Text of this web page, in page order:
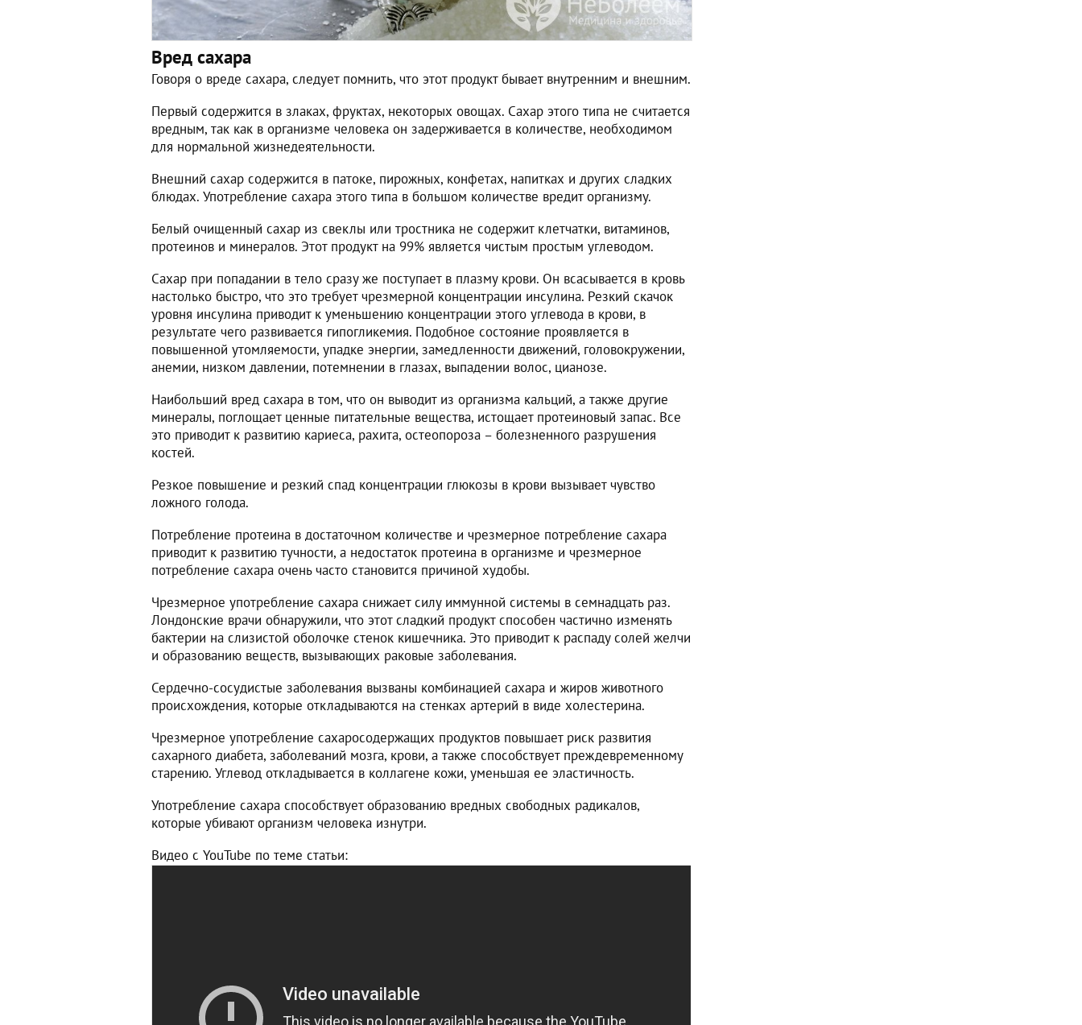
Вред сахара
Говоря о вреде сахара, следует помнить, что этот продукт бывает внутренним и внешним.
Первый содержится в злаках, фруктах, некоторых овощах. Сахар этого типа не считается
вредным, так как в организме человека он задерживается в количестве, необходимом
для нормальной жизнедеятельности.
Внешний сахар содержится в патоке, пирожных, конфетах, напитках и других сладких
блюдах. Употребление сахара этого типа в большом количестве вредит организму.
Белый очищенный сахар из свеклы или тростника не содержит клетчатки, витаминов,
протеинов и минералов. Этот продукт на 99% является чистым простым углеводом.
Сахар при попадании в тело сразу же поступает в плазму крови. Он всасывается в кровь
настолько быстро, что это требует чрезмерной концентрации инсулина. Резкий скачок
уровня инсулина приводит к уменьшению концентрации этого углевода в крови, в
результате чего развивается гипогликемия. Подобное состояние проявляется в
повышенной утомляемости, упадке энергии, замедленности движений, головокружении,
анемии, низком давлении, потемнении в глазах, выпадении волос, цианозе.
Наибольший вред сахара в том, что он выводит из организма кальций, а также другие
минералы, поглощает ценные питательные вещества, истощает протеиновый запас. Все
это приводит к развитию кариеса, рахита, остеопороза – болезненного разрушения
костей.
Резкое повышение и резкий спад концентрации глюкозы в крови вызывает чувство
ложного голода.
Потребление протеина в достаточном количестве и чрезмерное потребление сахара
приводит к развитию тучности, а недостаток протеина в организме и чрезмерное
потребление сахара очень часто становится причиной худобы.
Чрезмерное употребление сахара снижает силу иммунной системы в семнадцать раз.
Лондонские врачи обнаружили, что этот сладкий продукт способен частично изменять
бактерии на слизистой оболочке стенок кишечника. Это приводит к распаду солей желчи
и образованию веществ, вызывающих раковые заболевания.
Сердечно-сосудистые заболевания вызваны комбинацией сахара и жиров животного
происхождения, которые откладываются на стенках артерий в виде холестерина.
Чрезмерное употребление сахаросодержащих продуктов повышает риск развития
сахарного диабета, заболеваний мозга, крови, а также способствует преждевременному
старению. Углевод откладывается в коллагене кожи, уменьшая ее эластичность.
Употребление сахара способствует образованию вредных свободных радикалов,
которые убивают организм человека изнутри.
Видео с YouTube по теме статьи: